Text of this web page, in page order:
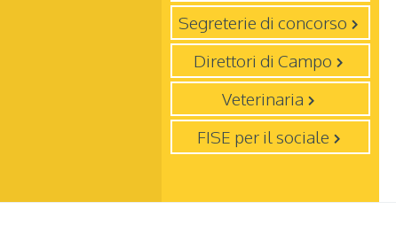
Segreterie di concorso
Direttori di Campo
Veterinaria
FISE per il sociale